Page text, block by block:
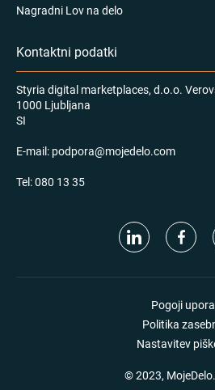
Nagradni Lov na delo
Kontaktni podatki
Styria digital marketplaces, d.o.o.
1000 Ljubljana
SI
E-mail: podpora@mojedelo.com
Tel:080 13 35
Pogoji
Politika
Nastavitev
© 2023,